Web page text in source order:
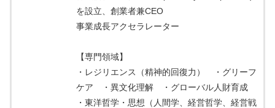
を設立、創業者兼CEO
事業成長アクセラレーター
【専門領域】
・レジリエンス（精神的回復力） ・グリーフ
ケア ・異文化理解 ・グローバル人財育成
・東洋哲学・思想（人間学、経営哲学、経営戦